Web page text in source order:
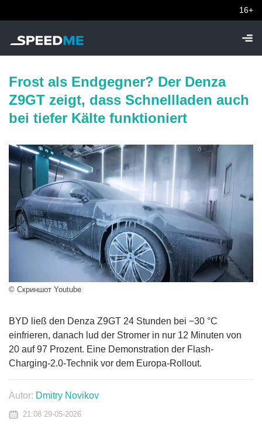
16+
Frost als Endgegner? Der Denza
Z9GT zeigt, dass Schnellladen auch
bei tiefer Kälte funktioniert
© Скриншот Youtube
BYD ließ den Denza Z9GT 24 Stunden bei −30 °C
einfrieren, danach lud der Stromer in nur 12 Minuten von
20 auf 97 Prozent. Eine Demonstration der Flash-
Charging-2.0-Technik vor dem Europa-Rollout.
Autor: Dmitry Novikov
21:08 29-05-2026